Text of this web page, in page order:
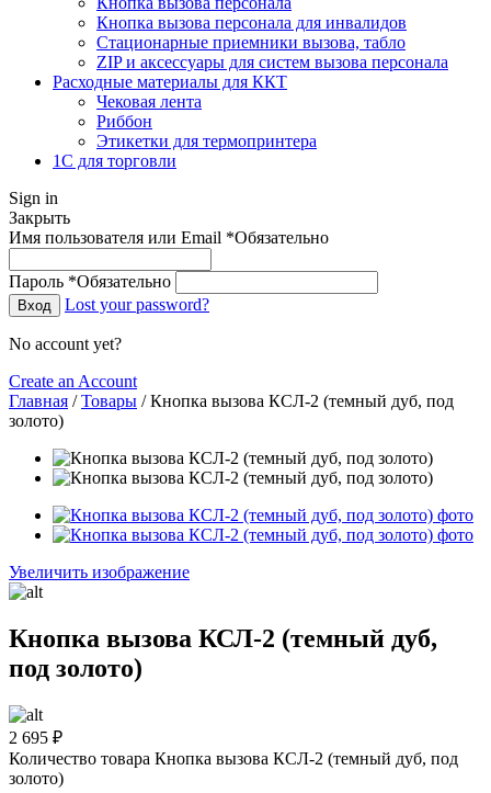
Кнопка вызова персонала для инвалидов
Стационарные приемники вызова, табло
ZIP и аксессуары для систем вызова персонала
Расходные материалы для ККТ
Чековая лента
Риббон
Этикетки для термопринтера
1С для торговли
Sign in
Закрыть
Имя пользователя или Email *Обязательно
Пароль *Обязательно
Вход Lost your password?
No account yet?
Create an Account
Главная /Товары /Кнопка вызова КСЛ-2 (темный дуб, под
золото)
Увеличить изображение
Кнопка вызова КСЛ-2 (темный дуб,
под золото)
2 695 ₽
Количество товара Кнопка вызова КСЛ-2 (темный дуб, под
золото)